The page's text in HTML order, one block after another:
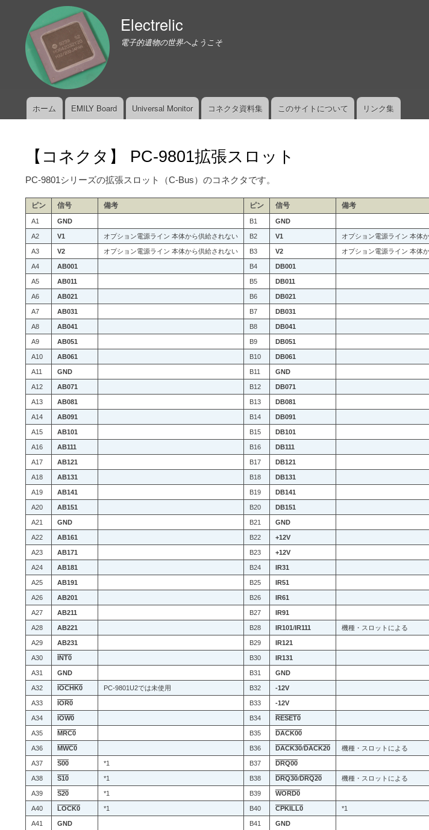
Electrelic
電子的遺物の世界へようこそ
ー
ホーム EMILY Board Universal Monitor コネクタ資料集 このサイトについて リンク集
【コネクタ】 PC-9801拡張スロット
PC-9801シリーズの拡張スロット（C-Bus）のコネクタです。
ピン 信号 備考 ピン 信号 備考
A1 GND B1 GND
A2 V1 オプション電源ライン 本体から供給されない B2 V1 オプション電源ライン 本体
A3 V2 オプション電源ライン 本体から供給されない B3 V2 オプション電源ライン 本体
A4 AB001 B4 DB001
A5 AB011 B5 DB011
A6 AB021 B6 DB021
A7 AB031 B7 DB031
A8 AB041 B8 DB041
A9 AB051 B9 DB051
A10 AB061 B10 DB061
A11 GND B11 GND
A12 AB071 B12 DB071
A13 AB081 B13 DB081
A14 AB091 B14 DB091
A15 AB101 B15 DB101
A16 AB111 B16 DB111
A17 AB121 B17 DB121
A18 AB131 B18 DB131
A19 AB141 B19 DB141
A20 AB151 B20 DB151
A21 GND B21 GND
A22 AB161 B22 +12V
A23 AB171 B23 +12V
A24 AB181 B24 IR31
A25 AB191 B25 IR51
A26 AB201 B26 IR61
A27 AB211 B27 IR91
A28 AB221 B28 IR101/IR111 機種・スロットによる
A29 AB231 B29 IR121
A30 INT0 B30 IR131
A31 GND B31 GND
A32 IOCHK0 PC-9801U2では未使用 B32 -12V
A33 IOR0 B33 -12V
A34 IOW0 B34 RESET0
A35 MRC0 B35 DACK00
A36 MWC0 B36 DACK30/DACK20 機種・スロットによる
A37 S00 *1 B37 DRQ00
A38 S10 *1 B38 DRQ30/DRQ20 機種・スロットによる
A39 S20 *1 B39 WORD0
A40 LOCK0 *1 B40 CPKILL0 *1
A41 GND B41 GND